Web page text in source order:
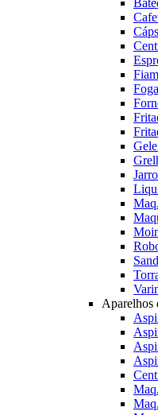
Aparelhos